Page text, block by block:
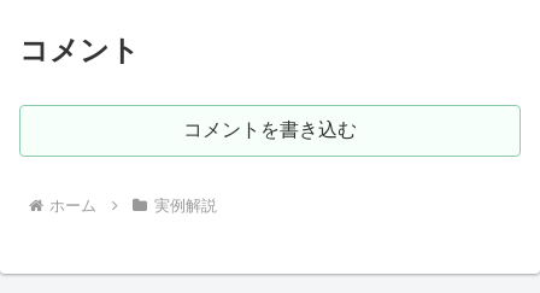
コメント
コメントを書き込む
ホーム 実例解説